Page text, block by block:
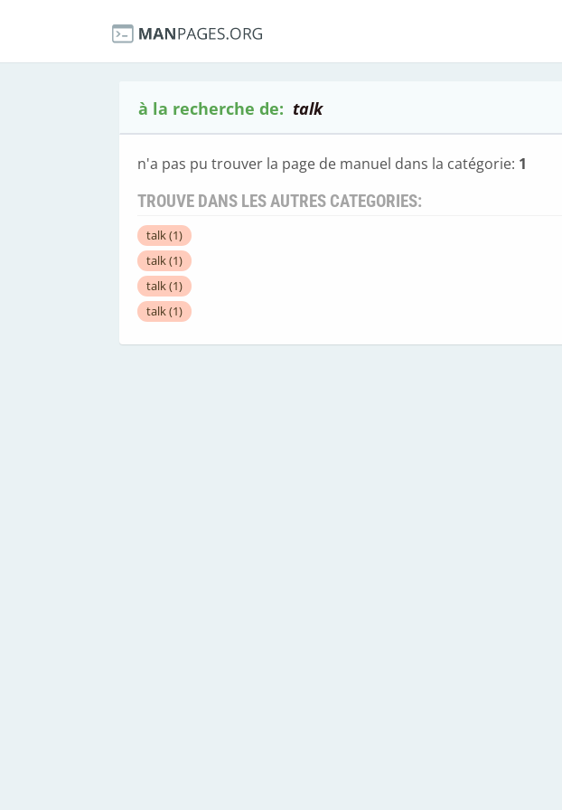
à la recherche de: talk
n'a pas pu trouver la page de manuel dans la catégorie: 1
TROUVE DANS LES AUTRES CATEGORIES:
talk(1)
talk(1)
talk(1)
talk(1)